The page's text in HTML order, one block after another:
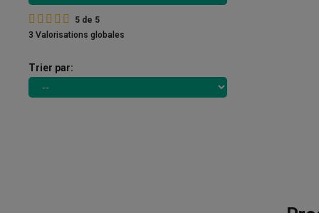
5 de 5
3 Valorisations globales
Trier par: